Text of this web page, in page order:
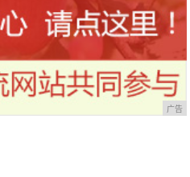
广告